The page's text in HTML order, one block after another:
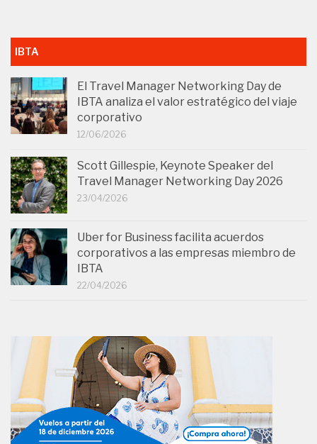
IBTA
El Travel Manager Networking Day de
IBTA analiza el valor estratégico del viaje
corporativo
12/06/2026
Scott Gillespie, Keynote Speaker del
Travel Manager Networking Day 2026
23/04/2026
Uber for Business facilita acuerdos
corporativos a las empresas miembro de
IBTA
22/04/2026